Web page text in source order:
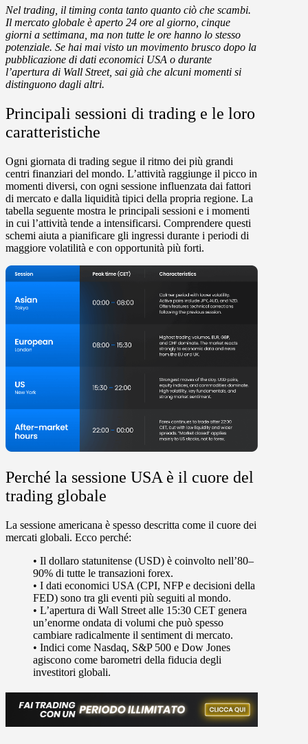
Nel trading, il timing conta tanto quanto ciò che scambi.
Il mercato globale è aperto 24 ore al giorno, cinque
giorni a settimana, ma non tutte le ore hanno lo stesso
potenziale. Se hai mai visto un movimento brusco dopo la
pubblicazione di dati economici USA o durante
l’apertura di Wall Street, sai già che alcuni momenti si
distinguono dagli altri.
Principali sessioni di trading e le loro
caratteristiche
Ogni giornata di trading segue il ritmo dei più grandi
centri finanziari del mondo. L’attività raggiunge il picco in
momenti diversi, con ogni sessione influenzata dai fattori
di mercato e dalla liquidità tipici della propria regione. La
tabella seguente mostra le principali sessioni e i momenti
in cui l’attività tende a intensificarsi. Comprendere questi
schemi aiuta a pianificare gli ingressi durante i periodi di
maggiore volatilità e con opportunità più forti.
Perché la sessione USA è il cuore del
trading globale
La sessione americana è spesso descritta come il cuore dei
mercati globali. Ecco perché:
• Il dollaro statunitense (USD) è coinvolto nell’80–
90% di tutte le transazioni forex.
• I dati economici USA (CPI, NFP e decisioni della
FED) sono tra gli eventi più seguiti al mondo.
• L’apertura di Wall Street alle 15:30 CET genera
un’enorme ondata di volumi che può spesso
cambiare radicalmente il sentiment di mercato.
• Indici come Nasdaq, S&P 500 e Dow Jones
agiscono come barometri della fiducia degli
investitori globali.